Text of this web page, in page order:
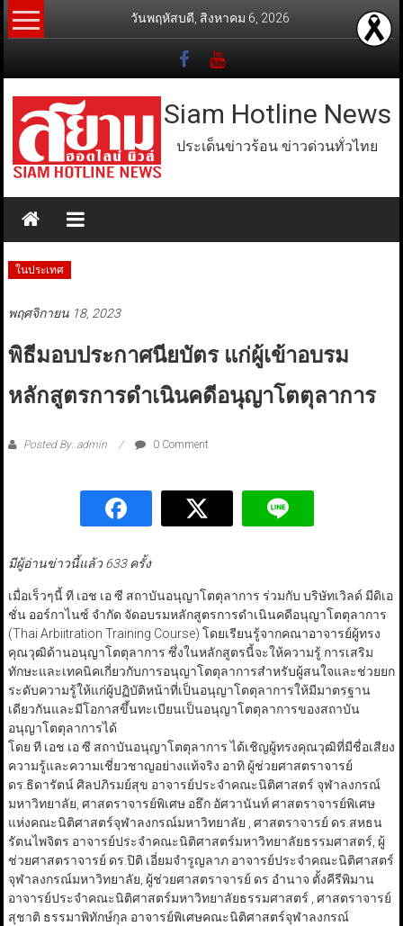
Skip
to
วันพฤหัสบดี, สิงหาคม 6, 2026
Siam Hotline News
ประเด็นข่าวร้อน ข่าวด่วนทั่วไทย
ในประเทศ
พฤศจิกายน 18, 2023
พิธีมอบประกาศนียบัตร แก่ผู้เข้าอบรม
หลักสูตรการดำเนินคดีอนุญาโตตุลาการ
Posted By: admin 0 Comment
มีผู้อ่านข่าวนี้แล้ว 633 ครั้ง
เมื่อเร็วๆนี้ ที เอช เอ ซี สถาบันอนุญาโตตุลาการ ร่วมกับ บริษัทเวิลด์ มีดิเอ
ชั่น ออร์กาไนซ์ จำกัด จัดอบรมหลักสูตรการดำเนินคดีอนุญาโตตุลาการ
(Thai Arbiitration Training Course) โดยเรียนรู้จากคณาอาจารย์ผู้ทรง
คุณวุฒิด้านอนุญาโตตุลาการ ซึ่งในหลักสูตรนี้จะให้ความรู้ การเสริม
ทักษะและเทคนิคเกี่ยวกับการอนุญาโตตุลาการสำหรับผู้สนใจและช่วยยก
ระดับความรู้ให้แก่ผู้ปฏิบัติหน้าที่เป็นอนุญาโตตุลาการให้มีมาตรฐาน
เดียวกันและมีโอกาสขึ้นทะเบียนเป็นอนุญาโตตุลาการของสถาบัน
อนุญาโตตุลาการได้
โดย ที เอช เอ ซี สถาบันอนุญาโตตุลาการ ได้เชิญผู้ทรงคุณวุฒิที่มีชื่อเสียง
ความรู้และความเชี่ยวชาญอย่างแท้จริง อาทิ ผู้ช่วยศาสตราจารย์
ดร.ธิดารัตน์ ศิลปภิรมย์สุข อาจารย์ประจำคณะนิติศาสตร์ จุฬาลงกรณ์
มหาวิทยาลัย, ศาสตราจารย์พิเศษ อธึก อัศวานันท์ ศาสตราจารย์พิเศษ
แห่งคณะนิติศาสตร์จุฬาลงกรณ์มหาวิทยาลัย , ศาสตราจารย์ ดร.สหธน
รัตนไพจิตร อาจารย์ประจำคณะนิติศาสตร์มหาวิทยาลัยธรรมศาสตร์, ผู้
ช่วยศาสตราจารย์ ดร.ปิติ เอี่ยมจำรูญลาภ อาจารย์ประจำคณะนิติศาสตร์
จุฬาลงกรณ์มหาวิทยาลัย, ผู้ช่วยศาสตราจารย์ ดร อำนาจ ตั้งคีรีพิมาน
อาจารย์ประจำคณะนิติศาสตร์มหาวิทยาลัยธรรมศาสตร์ , ศาสตราจารย์
สุชาติ ธรรมาพิทักษ์กุล อาจารย์พิเศษคณะนิติศาสตร์จุฬาลงกรณ์